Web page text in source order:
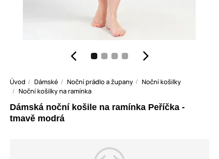
Úvod Dámské Noční prádlo a župany
Noční košilky
Noční košilky na ramínka
Dámská noční košile na ramínka Peříčka -
tmavě modrá